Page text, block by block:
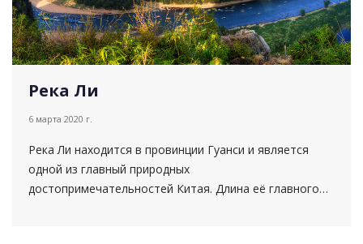
Река Ли
6 марта 2020 г.
Река Ли находится в провинции Гуанси и является
одной из главный природных
достопримечательностей Китая. Длина её главного